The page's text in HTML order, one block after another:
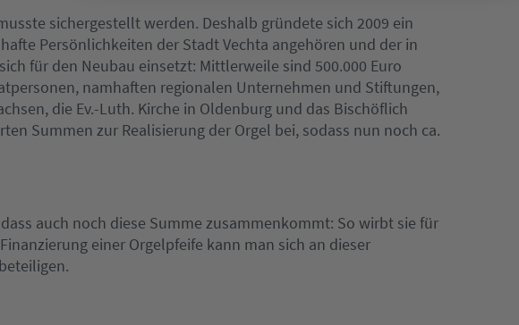
sichergestellt werden. Deshalb gründete sich 2009 ein
Persönlichkeiten der Stadt Vechta angehören und der in
für den Neubau einsetzt: Mittlerweile sind 500.000 Euro
namhaften regionalen Unternehmen und Stiftungen,
die Ev.-Luth. Kirche in Oldenburg und das Bischöflich
Summen zur Realisierung der Orgel bei, sodass nun noch ca.
auch noch diese Summe zusammenkommt: So wirbt sie für
einer Orgelpfeife kann man sich an dieser